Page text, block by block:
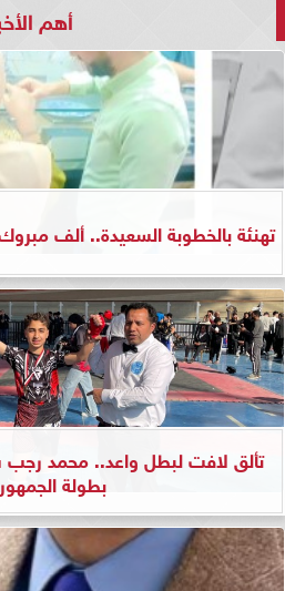
أهم
تهنئة بالخطوبة السعيدة.. ألف
تألق لافت لبطل واعد.. محمد
بطولة